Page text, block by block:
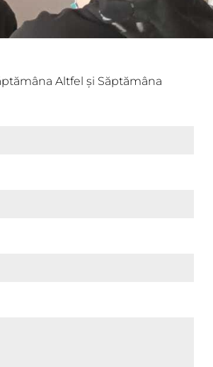
Altfel și Săptămâna